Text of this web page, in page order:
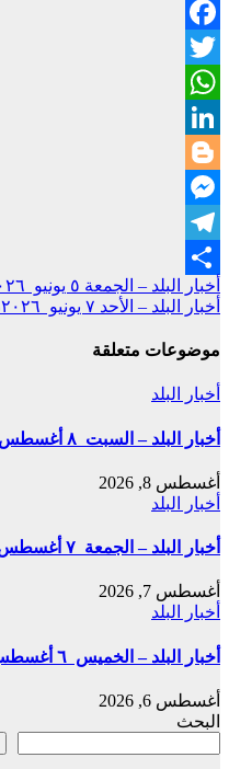
Copy
Link
Facebook
Twitter
WhatsApp
LinkedIn
Blogger
Messenger
Telegram
Share
تصفّح
المقالات
أخبار البلد – الجمعة ٥ يونيو ٢٠٢٦م
أخبار البلد – الأحد ٧ يونيو ٢٠٢٦م
موضوعات متعلقة
أخبار البلد
أخبار البلد – السبت ٨ أغسطس ٢٠٢٦م
أغسطس 8, 2026
أخبار البلد
أخبار البلد – الجمعة ٧ أغسطس ٢٠٢٦م
أغسطس 7, 2026
أخبار البلد
أخبار البلد – الخميس ٦ أغسطس ٢٠٢٦م
أغسطس 6, 2026
البحث